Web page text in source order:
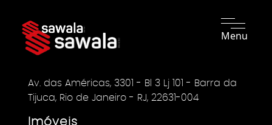
Menu
Av. das Américas, 3301 - Bl 3 Lj 101 - Barra da
Tijuca, Rio de Janeiro - RJ, 22631-004
Imóveis